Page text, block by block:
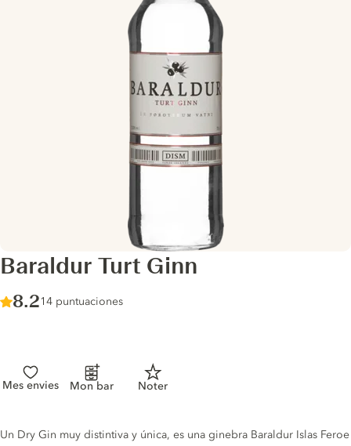
Baraldur Turt Ginn
Score :
8.2/ 10
14 puntuaciones
Mes envies Mon bar Noter
Gin description
Un Dry Gin muy distintiva y única, es una ginebra Baraldur Islas Feroe